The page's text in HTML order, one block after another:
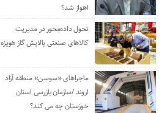
اهواز شد؟
تحول داده‌محور در مدیریت
کالاهای صنعتی پالایش گاز هویزه
ماجراهای «سوسن» منطقه آزاد
اروند /سازمان بازرسی استان
خوزستان چه می کند؟